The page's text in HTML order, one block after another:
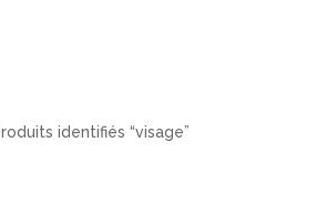
identifiés “visage”